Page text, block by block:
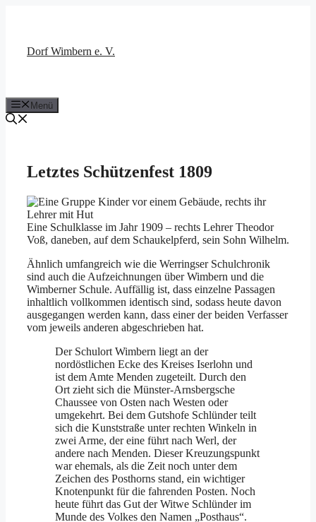
Dorf Wimbern e. V.
Menü
Letztes Schützenfest 1809
Eine Schulklasse im Jahr 1909 – rechts Lehrer Theodor
Voß, daneben, auf dem Schaukelpferd, sein Sohn Wilhelm.
Ähnlich umfangreich wie die Werringser Schulchronik
sind auch die Aufzeichnungen über Wimbern und die
Wimberner Schule. Auffällig ist, dass einzelne Passagen
inhaltlich vollkommen identisch sind, sodass heute davon
ausgegangen werden kann, dass einer der beiden Verfasser
vom jeweils anderen abgeschrieben hat.
Der Schulort Wimbern liegt an der
nordöstlichen Ecke des Kreises Iserlohn und
ist dem Amte Menden zugeteilt. Durch den
Ort zieht sich die Münster-Arnsbergsche
Chaussee von Osten nach Westen oder
umgekehrt. Bei dem Gutshofe Schlünder teilt
sich die Kunststraße unter rechten Winkeln in
zwei Arme, der eine führt nach Werl, der
andere nach Menden. Dieser Kreuzungspunkt
war ehemals, als die Zeit noch unter dem
Zeichen des Posthorns stand, ein wichtiger
Knotenpunkt für die fahrenden Posten. Noch
heute führt das Gut der Witwe Schlünder im
Munde des Volkes den Namen „Posthaus“.